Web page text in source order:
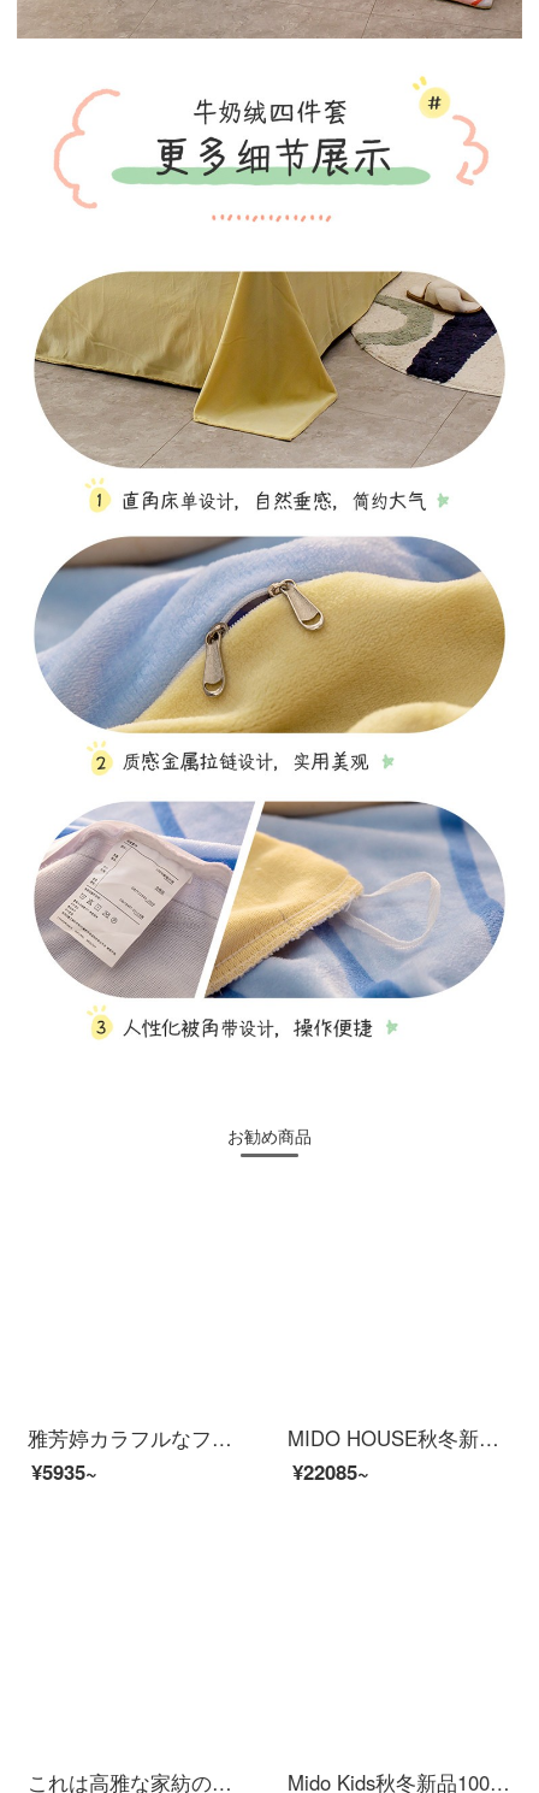
お勧め商品
雅芳婷カラフルなフルーツ漫画純綿四点セット夢まぼろしの子供全綿のベッドカバーカバーシーツセットP 7902布団袋寝笠セット(四点セット)1.8 m(6フィート)ベッド
¥5935~
MIDO HOUSE秋冬新品160本の馬と綿四点セットの純色高級糸滑り裸寝床用品シャンパン金1.8 mベッドカバー四点セット
¥22085~
これは高雅な家紡の綿四点セットの純綿水洗い綿刺繍春夏用シーツです。韓国版の王女風ベッド用品1.8メートルベッドセット4点セットのイチゴ粉1.5 mベッドカバー/四点セット/布団カバー200*230 CM
Mido Kids秋冬新品100本の綿100本の純綿の子供三/四点セットの猫剣士とピエロ猫剣士とピエロ1.5/1.8 mのシーツのタイプ（四点セット）